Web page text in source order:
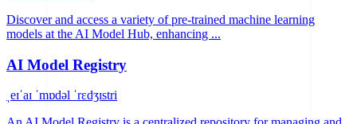
Discover and access a variety of pre-trained machine learning
models at the AI Model Hub, enhancing ...
AI Model Registry
ˌeɪˈaɪ ˈmɒdəl ˈrɛdʒɪstri